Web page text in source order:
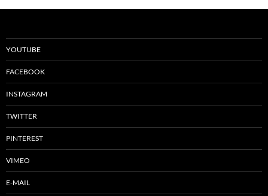
YOUTUBE
FACEBOOK
INSTAGRAM
TWITTER
PINTEREST
VIMEO
E-MAIL